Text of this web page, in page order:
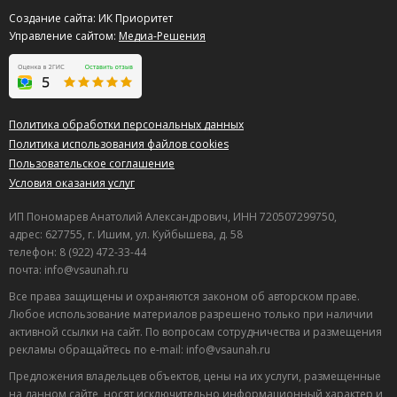
В остальное время спокойно посидели, пообщались и
даже сыграли партию в бильярд. Все прошло душевно и
комфортно, поэтому еще вернемся!
Полезный отзыв? Да
Вера о В гостях у сказки " Русская Баня"
01.05.2026 в 13:50
Приятное место с уютной атмосферой. Сотрудники
очень внимательные и вежливые, здесь комфортно
отдыхать.
Полезный отзыв? Да
9
Марк о Сауна Дилором
23.04.2026 в 00:59
Зашли с мужиками в очередной раз, место не
разочаровало. Все как обычно, чисто и спокойно без
суеты. В бассейне поплавали. Отдых удался, место
9
Создание сайта: ИК Приоритет
Управление сайтом: Медиа-Решения
Политика обработки персональных данных
Политика использования файлов cookies
Пользовательское соглашение
Условия оказания услуг
ИП Пономарев Анатолий Александрович, ИНН 720507299750,
адрес: 627755, г. Ишим, ул. Куйбышева, д. 58
телефон: 8 (922) 472-33-44
почта: info@vsaunah.ru
Все права защищены и охраняются законом об авторском праве.
Любое использование материалов разрешено только при наличии
активной ссылки на сайт. По вопросам сотрудничества и размещения
рекламы обращайтесь по e-mail: info@vsaunah.ru
Предложения владельцев объектов, цены на их услуги, размещенные
на данном сайте, носят исключительно информационный характер и